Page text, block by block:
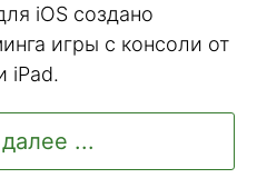
iOS создано
игры с консоли от
iPad.
...